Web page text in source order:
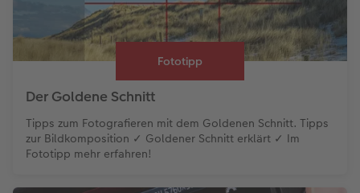
Fototipp
Der Goldene Schnitt
Tipps zum Fotografieren mit dem Goldenen Schnitt. Tipps
zur Bildkomposition ✓ Goldener Schnitt erklärt ✓ Im
Fototipp mehr erfahren!